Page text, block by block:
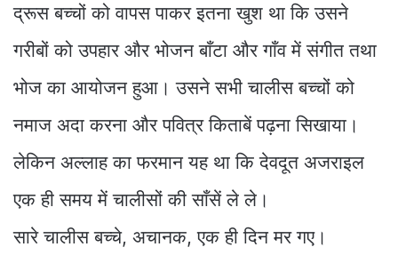
द्रूस बच्चों को वापस पाकर इतना खुश था कि उसने
गरीबों को उपहार और भोजन बाँटा और गाँव में संगीत तथा
भोज का आयोजन हुआ। उसने सभी चालीस बच्चों को
नमाज अदा करना और पवित्र किताबें पढ़ना सिखाया।
लेकिन अल्लाह का फरमान यह था कि देवदूत अजराइल
एक ही समय में चालीसों की साँसें ले ले।
सारे चालीस बच्चे, अचानक, एक ही दिन मर गए।